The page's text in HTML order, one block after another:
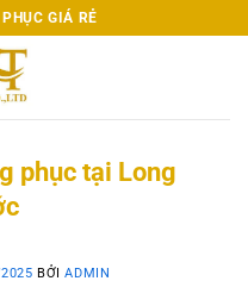
GIÁ RẺ
phục tại Long
BỞIADMIN